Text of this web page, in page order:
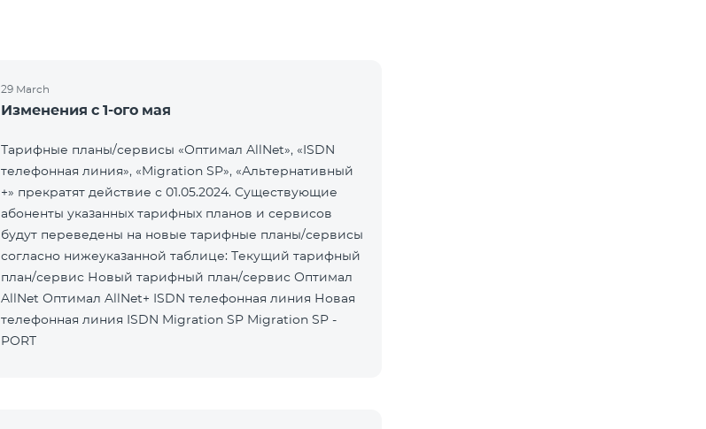
29 March
Изменения с 1-ого мая
Тарифные планы/сервисы «Оптимал AllNet», «ISDN
телефонная линия», «Migration SP», «Альтернативный
+» прекратят действие с 01.05.2024. Существующие
абоненты указанных тарифных планов и сервисов
будут переведены на новые тарифные планы/сервисы
согласно нижеуказанной таблице: Текущий тарифный
план/сервис Новый тарифный план/сервис Оптимал
AllNet Оптимал AllNet+ ISDN телефонная линия Новая
телефонная линия ISDN Migration SP Migration SP -
PORT